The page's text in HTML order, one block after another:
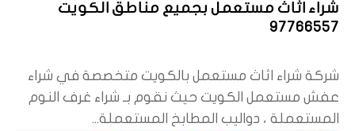
شراء اثاث مستعمل بجميع مناطق الكويت
97766557
شركة شراء اثاث مستعمل بالكويت متخصصة في شراء
عفش مستعمل الكويت حيث نقوم بـ شراء غرف النوم
المستعملة ، دواليب المطابخ المستعملة...